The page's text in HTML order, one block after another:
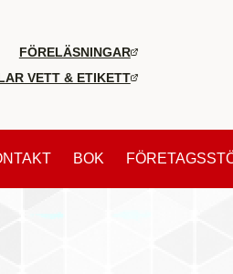
FÖRELÄSNINGAR
VETT & ETIKETT
BOK